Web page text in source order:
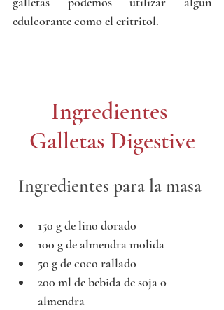
edulcorante como el eritritol.
Ingredientes
Galletas Digestive
Ingredientes para la masa
150 g de lino dorado
100 g de almendra molida
50 g de coco rallado
200 ml de bebida de soja o
almendra